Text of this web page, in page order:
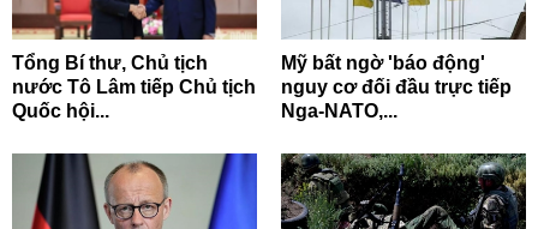
Tổng Bí thư, Chủ tịch
nước Tô Lâm tiếp Chủ tịch
Quốc hội...
Mỹ bất ngờ 'báo động'
nguy cơ đối đầu trực tiếp
Nga-NATO,...